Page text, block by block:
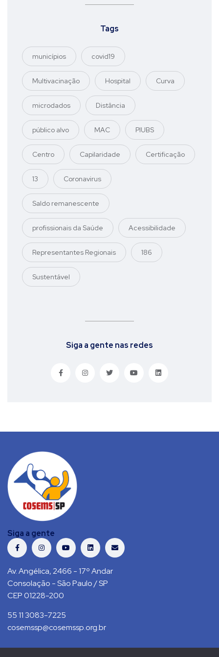
Tags
municípios covid19
Multivacinação Hospital Curva
microdados Distância
público alvo MAC PIUBS
Centro Capilaridade Certificação
13 Coronavirus
Saldo remanescente
profissionais da Saúde Acessibilidade
Representantes Regionais 186
Sustentável
Siga a gente nas redes
Siga a gente
Av. Angélica, 2466 - 17º Andar
Consolação - São Paulo / SP
CEP 01228-200
55 11 3083-7225
cosemssp@cosemssp.org.br